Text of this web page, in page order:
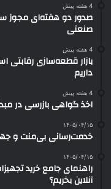
4 هفته پیش
صدور دو هفته‌ای مجوز
صنعتی
4 هفته پیش
داریم
4 هفته پیش
اخذ گواهی بازرسی در
۱۴۰۵/۰۴/۱۵
خدمت‌رسانی بی‌منت و
۱۴۰۵/۰۴/۱۵
راهنمای جامع خرید
آنلاین بخریم؟